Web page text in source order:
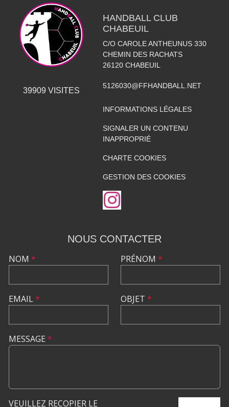
39909 VISITES
HANDBALL CLUB
CHABEUIL
C/O CAROLE ANTHEUNUS 330
CHEMIN DES RACHATS
26120 CHABEUIL
5126030@FFHANDBALL.NET
INFORMATIONS LÉGALES
SIGNALER UN CONTENU
INAPPROPRIÉ
CHARTE COOKIES
GESTION DES COOKIES
NOUS CONTACTER
NOM *
EMAIL*
PRÉNOM *
OBJET *
MESSAGE *
VEUILLEZ RECOPIER LE